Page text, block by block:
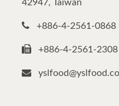
42947, Taiwan
+886-4-2561-0868
+886-4-2561-2308